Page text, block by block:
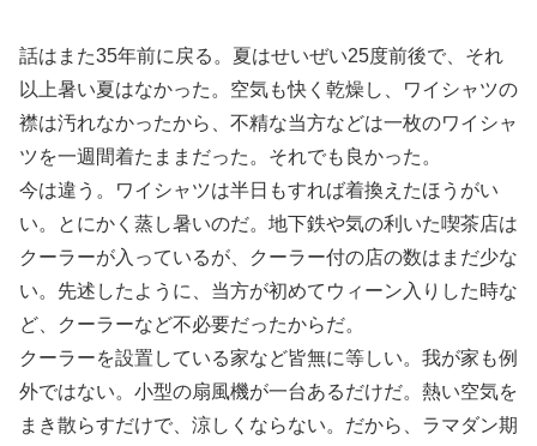
話はまた35年前に戻る。夏はせいぜい25度前後で、それ
以上暑い夏はなかった。空気も快く乾燥し、ワイシャツの
襟は汚れなかったから、不精な当方などは一枚のワイシャ
ツを一週間着たままだった。それでも良かった。
今は違う。ワイシャツは半日もすれば着換えたほうがい
い。とにかく蒸し暑いのだ。地下鉄や気の利いた喫茶店は
クーラーが入っているが、クーラー付の店の数はまだ少な
い。先述したように、当方が初めてウィーン入りした時な
ど、クーラーなど不必要だったからだ。
クーラーを設置している家など皆無に等しい。我が家も例
外ではない。小型の扇風機が一台あるだけだ。熱い空気を
まき散らすだけで、涼しくならない。だから、ラマダン期